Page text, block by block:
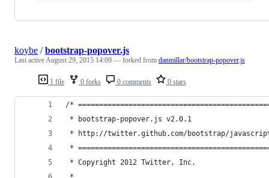
1 file 0 forks 0 comments 0 stars
koybe /bootstrap-popover.js
Last active August 29, 2015 14:09 — forked from danmillar/bootstrap-popover.js
/*
* bootstrap-popover.js v2.0.1
* http://twitter.github.com/bootstrap/
*
* Copyright 2012 Twitter, Inc.